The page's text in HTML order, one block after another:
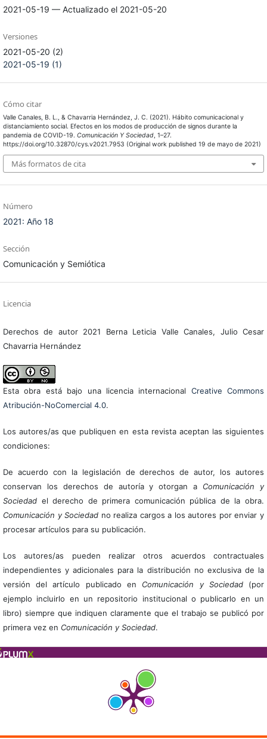
2021-05-19 — Actualizado el 2021-05-20
Versiones
2021-05-20 (2)
2021-05-19 (1)
Cómo citar
Valle Canales, B. L., & Chavarria Hernández, J. C. (2021). Hábito comunicacional y
distanciamiento social. Efectos en los modos de producción de signos durante la
pandemia de COVID-19. Comunicación Y Sociedad, 1–27.
https://doi.org/10.32870/cys.v2021.7953 (Original work published 19 de mayo de 2021)
Más formatos de cita
Número
2021: Año 18
Sección
Comunicación y Semiótica
Licencia
Derechos de autor 2021 Berna Leticia Valle Canales, Julio Cesar
Chavarria Hernández
Esta obra está bajo una licencia internacional Creative Commons
Atribución-NoComercial 4.0.
Los autores/as que publiquen en esta revista aceptan las siguientes
condiciones:
De acuerdo con la legislación de derechos de autor, los autores
conservan los derechos de autoría y otorgan a Comunicación y
Sociedadel derecho de primera comunicación pública de la obra.
Comunicación y Sociedad no realiza cargos a los autores por enviar y
procesar artículos para su publicación.
Los autores/as pueden realizar otros acuerdos contractuales
independientes y adicionales para la distribución no exclusiva de la
versión del artículo publicado en Comunicación y Sociedad(por
ejemplo incluirlo en un repositorio institucional o publicarlo en un
libro) siempre que indiquen claramente que el trabajo se publicó por
primera vez en Comunicación y Sociedad.